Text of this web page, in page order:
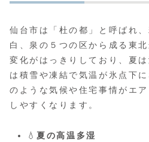
仙台市は「杜の都」と呼ばれ
白、泉の５つの区から成る東
変化がはっきりしており、夏
は積雪や凍結で気温が氷点下
のような気候や住宅事情がエ
しやすくなります。
💧夏の高温多湿